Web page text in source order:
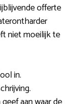
offerte
niet moeilijk te
in.